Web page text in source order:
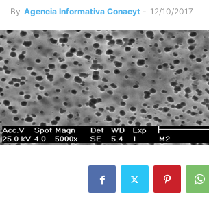
By Agencia Informativa Conacyt - 12/10/2017